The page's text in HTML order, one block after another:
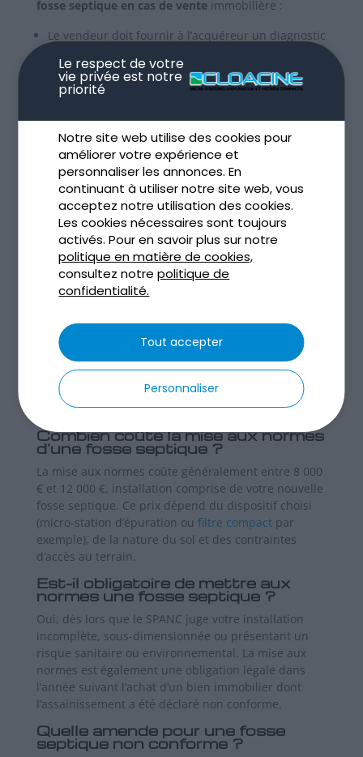
Le respect de votre
vie privée est notre
priorité
Notre site web utilise des cookies pour
améliorer votre expérience et
personnaliser les annonces. En
continuant à utiliser notre site web, vous
acceptez notre utilisation des cookies.
Les cookies nécessaires sont toujours
activés. Pour en savoir plus sur notre
politique en matière de cookies,
consultez notrepolitique de
confidentialité.
Personnaliser
Tout accepter
fosse septique en cas de venteimmobilière :
Le vendeur doit fournir à l’acquéreur un diagnostic
datant de moins de trois ans.
Si le rapport conclut à l’absence de conformité,
l’acquéreur dispose d’un délai d’un an après
l’achat pour réaliser les travaux de mise en
conformité.
Faire installer une micro-station d’épuration
avant la vente de votre bien peut ainsi devenir un
argument majeur pour rassurer les acheteurs.
Que vous ayez pour projet de vendre votre maison
ou d’y rester, la mise aux normes de votre fosse
septique conformément à laréglementation ANC
est indispensable.
FAQ sur la mise aux normes d’une
fosse septique
Consultez notre FAQ sur la mise aux normes d’une
fosse septique pour mieux comprendre la
réglementation ANC en vigueur.
Combien coûte la mise aux normes
d’une fosse septique ?
La mise aux normes coûte généralement entre 8 000
€ et 12 000 €, installation comprise de votre nouvelle
fosse septique. Ce prix dépend du dispositif choisi
(micro-station d’épuration ou filtre compactpar
exemple), de la nature du sol et des contraintes
d’accès au terrain.
Est-il obligatoire de mettre aux
normes une fosse septique ?
Oui, dès lors que le SPANC juge votre installation
incomplète, sous-dimensionnée ou présentant un
risque sanitaire ou environnemental. La mise aux
normes est également une obligation légale dans
l’année suivant l’achat d’un bien immobilier dont
l’assainissement a été déclaré non conforme.
Quelle amende pour une fosse
septique non conforme ?